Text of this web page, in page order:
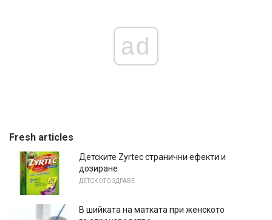
ad
Fresh articles
Детските Zyrtec странични ефекти и
дозиране
ДЕТСКОТО ЗДРАВЕ
В шийката на матката при женското